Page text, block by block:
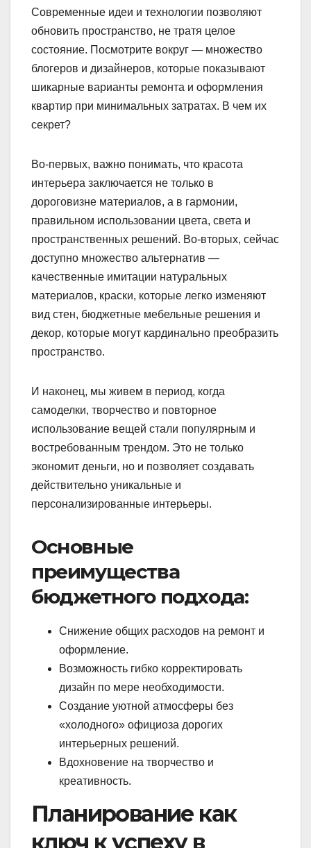
Современные идеи и технологии позволяют
обновить пространство, не тратя целое
состояние. Посмотрите вокруг — множество
блогеров и дизайнеров, которые показывают
шикарные варианты ремонта и оформления
квартир при минимальных затратах. В чем их
секрет?
Во-первых, важно понимать, что красота
интерьера заключается не только в
дороговизне материалов, а в гармонии,
правильном использовании цвета, света и
пространственных решений. Во-вторых, сейчас
доступно множество альтернатив —
качественные имитации натуральных
материалов, краски, которые легко изменяют
вид стен, бюджетные мебельные решения и
декор, которые могут кардинально преобразить
пространство.
И наконец, мы живем в период, когда
самоделки, творчество и повторное
использование вещей стали популярным и
востребованным трендом. Это не только
экономит деньги, но и позволяет создавать
действительно уникальные и
персонализированные интерьеры.
Основные
преимущества
бюджетного подхода:
Снижение общих расходов на ремонт и
оформление.
Возможность гибко корректировать
дизайн по мере необходимости.
Создание уютной атмосферы без
«холодного» официоза дорогих
интерьерных решений.
Вдохновение на творчество и
креативность.
Планирование как
ключ к успеху в